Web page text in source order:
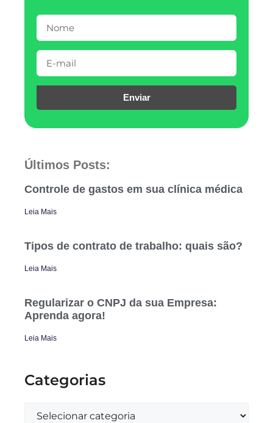
Enviar
Últimos Posts:
Controle de gastos em sua clínica médica
Leia Mais
Tipos de contrato de trabalho: quais são?
Leia Mais
Regularizar o CNPJ da sua Empresa:
Aprenda agora!
Leia Mais
Categorias